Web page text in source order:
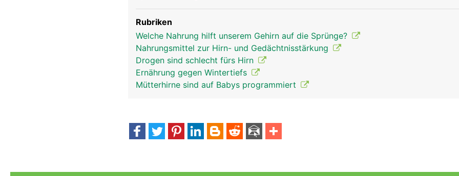
kopf Links Mann
Rubriken
Welche Nahrung hilft unserem Gehirn auf die Sprünge?
Nahrungsmittel zur Hirn- und Gedächtnisstärkung
Drogen sind schlecht fürs Hirn
Ernährung gegen Wintertiefs
Mütterhirne sind auf Babys programmiert